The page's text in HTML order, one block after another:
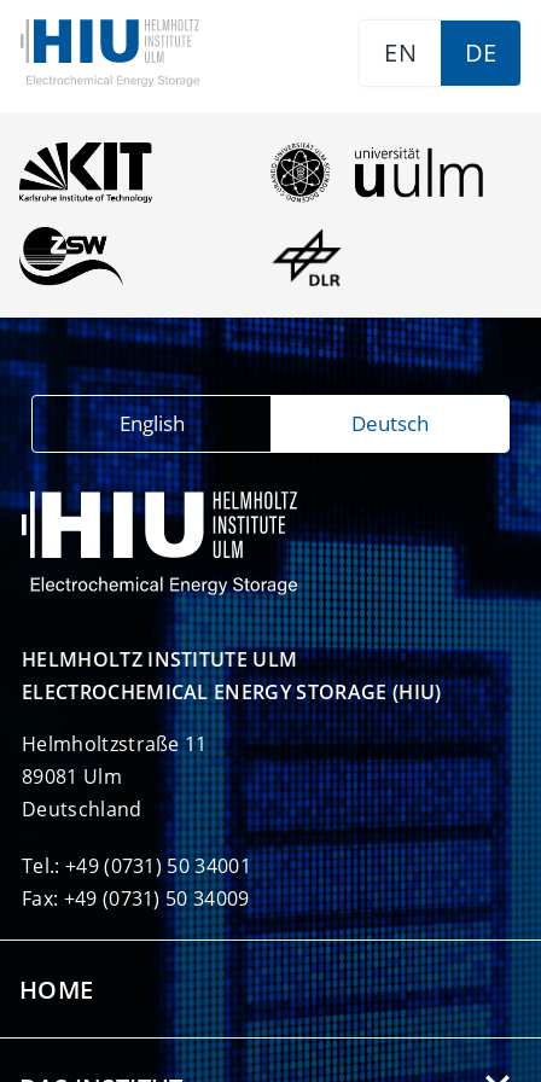
EN DE
HELMHOLTZ INSTITUTE ULM
ELECTROCHEMICAL ENERGY STORAGE (HIU)
Helmholtzstraße 11
89081 Ulm
Deutschland
Tel.: +49 (0731) 50 34001
Fax: +49 (0731) 50 34009
English Deutsch
HOME